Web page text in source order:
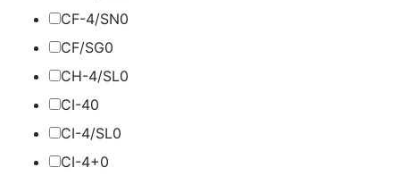
CF-4/SN0
CF/SG0
CH-4/SL0
CI-40
CI-4/SL0
CI-4+0